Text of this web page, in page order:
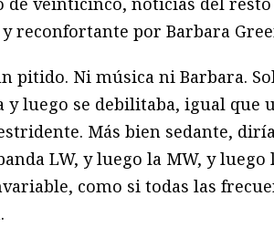
reconfortante por Barbara
pitido. Ni música ni Barbara.
y luego se debilitaba, igual que
Más bien sedante,
LW, y luego la MW, y luego
como si todas las